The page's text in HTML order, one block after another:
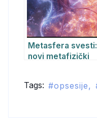
Metasfera svesti:
novi metafizički
Tags: opsesije